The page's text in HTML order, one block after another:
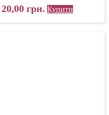
20,00 грн. Купити